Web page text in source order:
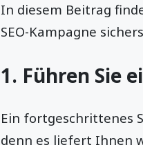
In diesem Beitrag
SEO-Kampagne
1. Führen Sie
Ein fortgeschrittenes
denn es liefert Ihnen